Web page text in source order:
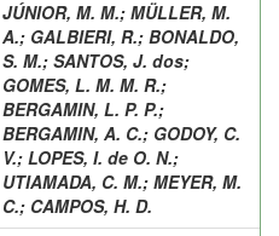
JÚNIOR, M. M.; MÜLLER, M.
A.; GALBIERI, R.; BONALDO,
S. M.; SANTOS, J. dos;
GOMES, L. M. M. R.;
BERGAMIN, L. P. P.;
BERGAMIN, A. C.; GODOY, C.
V.; LOPES, I. de O. N.;
UTIAMADA, C. M.; MEYER, M.
C.; CAMPOS, H. D.